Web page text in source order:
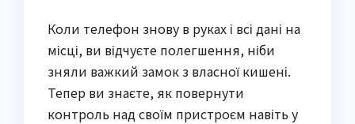
Коли телефон знову в руках і всі дані на
місці, ви відчуєте полегшення, ніби
зняли важкий замок з власної кишені.
Тепер ви знаєте, як повернути
контроль над своїм пристроєм навіть у